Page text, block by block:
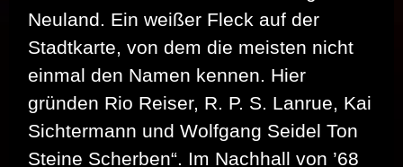
Neuland. Ein weißer Fleck auf der
Stadtkarte, von dem die meisten nicht
einmal den Namen kennen. Hier
gründen Rio Reiser, R. P. S. Lanrue, Kai
Sichtermann und Wolfgang Seidel Ton
Steine Scherben“. Im Nachhall von ’68